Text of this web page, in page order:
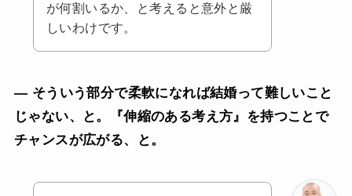
が何割いるか、と考えると意外と厳
しいわけです。
— そういう部分で柔軟になれば結婚って難しいこと
じゃない、と。『伸縮のある考え方』を持つことで
チャンスが広がる、と。